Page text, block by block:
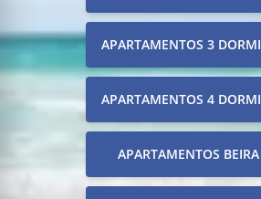
APARTAMENTOS 3
APARTAMENTOS 4
APARTAMENTOS